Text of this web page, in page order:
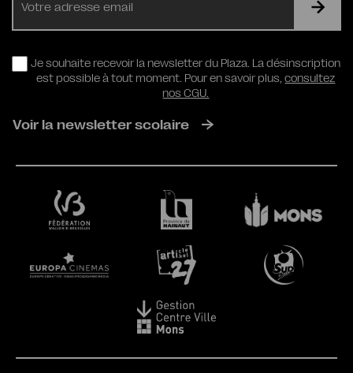
RGPD
Je souhaite recevoir la newsletter du Plaza. La désinscription
est possible à tout moment. Pour en savoir plus,consultez
nos CGU.
Voir la newsletter scolaire